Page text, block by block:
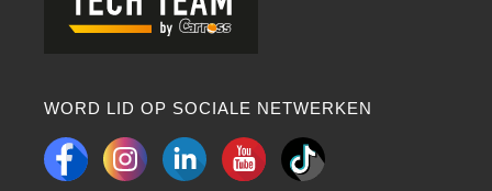
WORD LID OP SOCIALE NETWERKEN